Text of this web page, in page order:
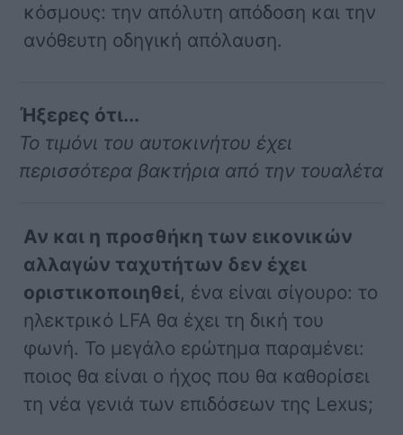
κόσμους: την απόλυτη απόδοση και την
ανόθευτη οδηγική απόλαυση.
Ήξερες ότι...
Το τιμόνι του αυτοκινήτου έχει
περισσότερα βακτήρια από την τουαλέτα
Αν και η προσθήκη των εικονικών
αλλαγών ταχυτήτων δεν έχει
οριστικοποιηθεί, ένα είναι σίγουρο: το
ηλεκτρικό LFA θα έχει τη δική του
φωνή. Το μεγάλο ερώτημα παραμένει:
ποιος θα είναι ο ήχος που θα καθορίσει
τη νέα γενιά των επιδόσεων της Lexus;